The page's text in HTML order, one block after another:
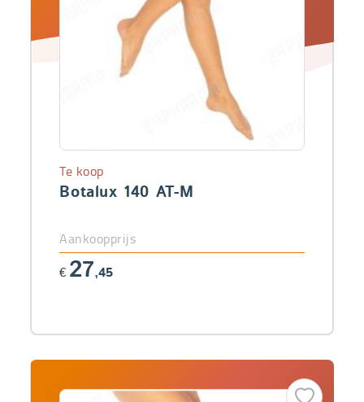
Botalux 140 AT-M
Te koop
Aankoopprijs
€ 27,45